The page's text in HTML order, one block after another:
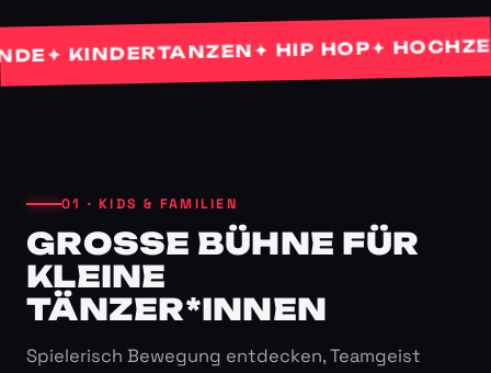
KINDERTANZEN✦ HIP HOP✦
01 · KIDS & FAMILIEN
GROSSE BÜHNE FÜR K
LEINE T
ÄNZER*INNEN
Spielerisch Bewegung entdecken, Teamgeist